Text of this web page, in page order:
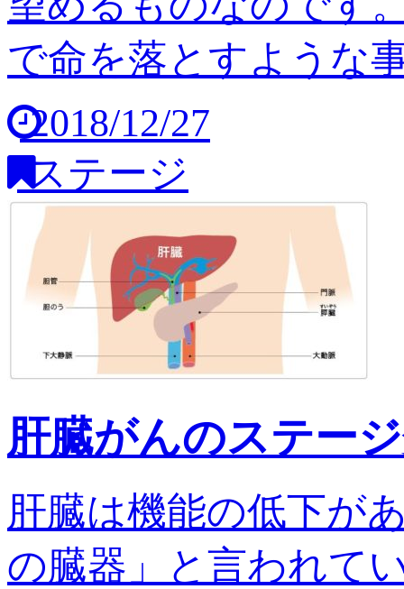
で命を落とすような
2018/12/27
ステージ
肝臓がんのステー
肝臓は機能の低下が
の臓器」と言われて